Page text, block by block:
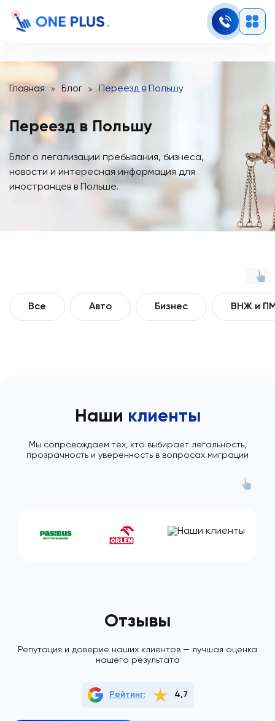
Главная Блог Переезд в Польшу
Переезд в Польшу
Блог о легализации пребывания, бизнеса,
новости и интересная информация для
иностранцев в Польше.
Все Авто Бизнес ВНЖ и
Наши клиенты
Мы сопровождаем тех, кто выбирает легальность,
прозрачность и уверенность в вопросах миграции
Отзывы
Рейтинг: 4,7
Репутация и доверие наших клиентов — лучшая оценка
нашего результата